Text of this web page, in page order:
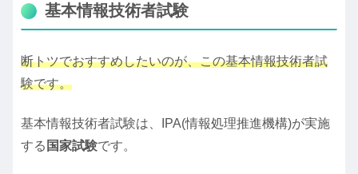
基本情報技術者試験
断トツでおすすめしたいのが、この基本情報技術者試
験です。
基本情報技術者試験は、IPA(情報処理推進機構)が実施
する 国家試験です。